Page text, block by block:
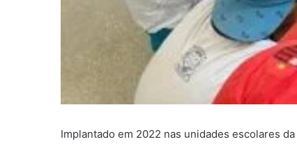
Implantado em 2022 nas unidades escolares